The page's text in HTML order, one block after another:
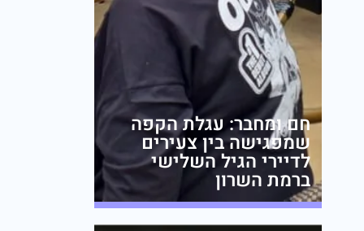
חם ומחבר: עגלת הקפה
שמפגישה בין צעירים
לדיירי הגיל השלישי
ברמת השרון